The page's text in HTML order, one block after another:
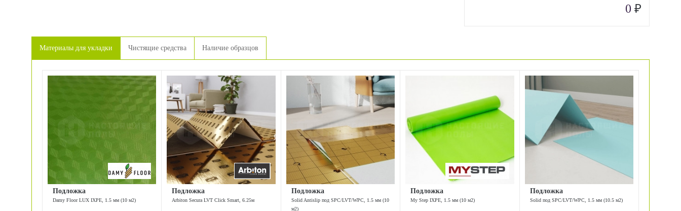
0 ₽
Материалы для укладки Чистящие средства Наличие образцов
Подложка
Damy Floor LUX IXPE, 1.5 мм (10 м2)
Подложка
Arbiton Secura LVT Click Smart, 6.25м
Подложка
Solid Antislip под SPC/LVT/WPC, 1.5 мм (10
м2)
Подложка
My Step IXPE, 1.5 мм (10 м2)
Подложка
Solid под SPC/LVT/WPC, 1.5 мм (10.5 м2)